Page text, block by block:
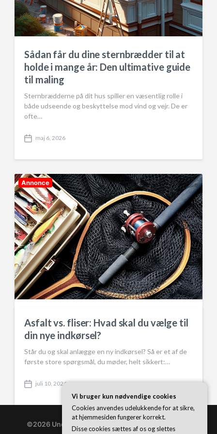
Sådan får du dine sternbrædder til at
holde i mange år: Den ultimative guide
til maling
Sternbrædderne på dit hus spiller en væsentlig rolle i
både udseende og beskyttelse mod vind og vejr. De er
ofte…
P
s
d
a
t
e
maj 6, 2026
Annonce
Sådan vælger du den rigtige magnet
til magnetfiskeri
for både spænding, gode fund og miljøvenlig oprydning.
Men hvilken magnet skal…
juli 28, 2025
Asfalt vs. fliser: Hvad skal du vælge til
din nye indkørsel?
Står du og skal anlægge en ny indkørsel? Så er et af de
første store spørgsmål, du møder, helt sikkert:…
P
s
juli 10, 2026
©2026 Underscore330.dk
| WordPress Theme by
Vi bruger kun nødvendige cookies
Cookies anvendes udelukkende for at sikre,
at hjemmesiden fungerer korrekt.
Disse cookies sættes af os og slettes